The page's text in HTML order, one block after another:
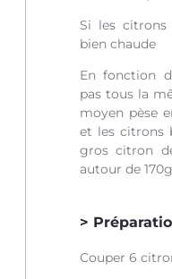
Si les citrons
bien chaude
En fonction
pas tous la
moyen pèse
et les citrons
gros citron
autour de 170g
Couper 6